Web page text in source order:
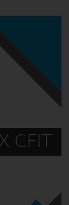
CFIT